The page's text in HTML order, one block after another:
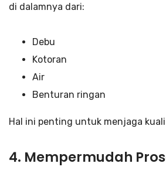
di dalamnya dari:
Debu
Kotoran
Air
Benturan ringan
Hal ini penting untuk menjaga
4. Mempermudah